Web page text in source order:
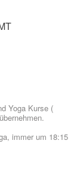
Yoga Kurse (
immer um 18:15